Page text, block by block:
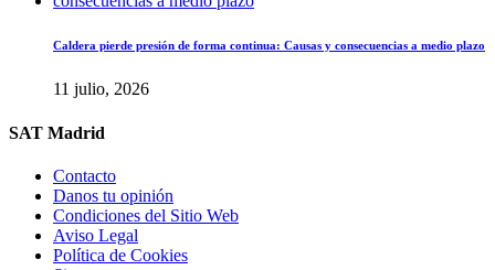
Caldera pierde presión de forma continua: Causas y consecuencias a medio plazo
11 julio, 2026
SAT Madrid
Contacto
Danos tu opinión
Condiciones del Sitio Web
Aviso Legal
Política de Cookies